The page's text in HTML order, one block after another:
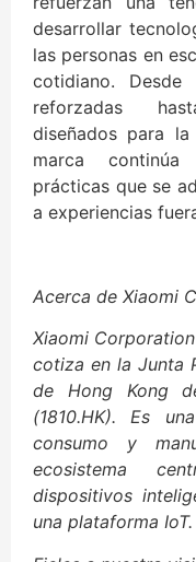
desarrollar
las personas en
cotidiano. Desde
reforzadas
diseñados para
marca
prácticas que se
a experiencias
Acerca de Xiaomi
Xiaomi
cotiza en la Junta
de Hong Kong
(1810.HK). Es
consumo y
ecosistema
dispositivos
una plataforma IoT.